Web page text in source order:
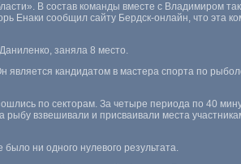
В состав команды вместе с Владимиром
Енаки сообщил сайту Бердск-онлайн, что эта
, заняла 8 место.
является кандидатом в мастера спорта по
по секторам. За четыре периода по 40
взвешивали и присваивали места
ни одного нулевого результата.